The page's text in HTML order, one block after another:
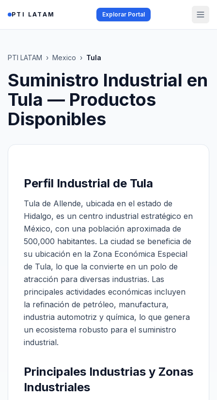
PTI LATAM Explorar Portal
PTI LATAM › Mexico › Tula
Suministro Industrial en
Tula — Productos
Disponibles
Perfil Industrial de Tula
Tula de Allende, ubicada en el estado de
Hidalgo, es un centro industrial estratégico en
México, con una población aproximada de
500,000 habitantes. La ciudad se beneficia de
su ubicación en la Zona Económica Especial
de Tula, lo que la convierte en un polo de
atracción para diversas industrias. Las
principales actividades económicas incluyen
la refinación de petróleo, manufactura,
industria automotriz y química, lo que genera
un ecosistema robusto para el suministro
industrial.
Principales Industrias y Zonas
Industriales